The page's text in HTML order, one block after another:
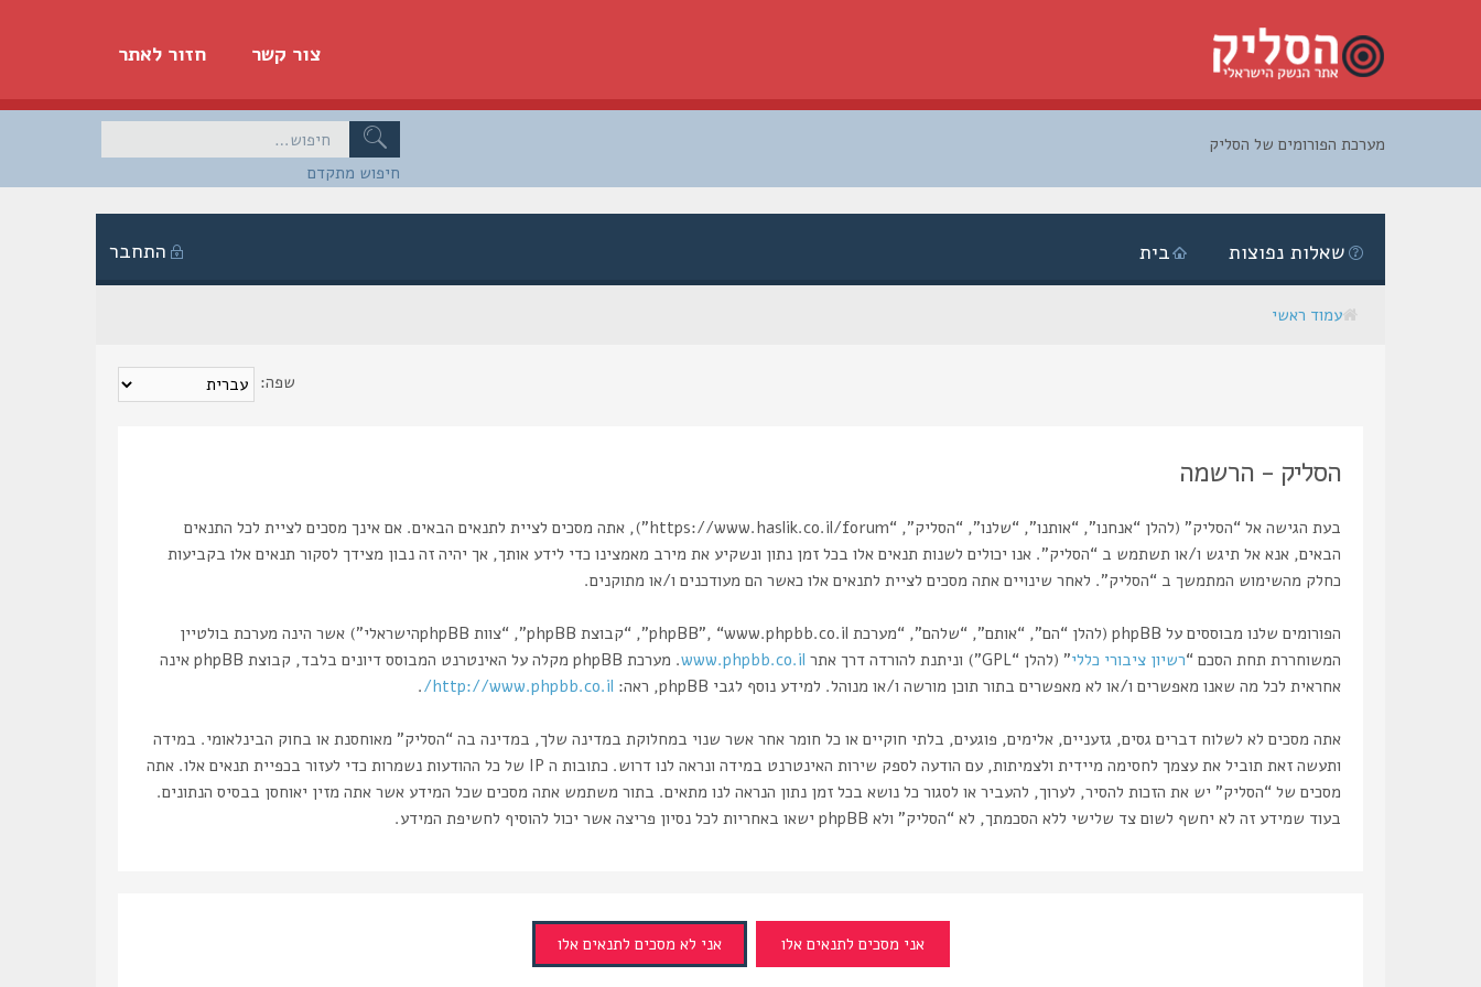
חזור לאתר צור קשר
חיפוש מתקדם
מערכת הפורומים של הסליק
התחבר בית שאלות נפוצות
עמוד ראשי
שפה:
הסליק - הרשמה
בעת הגישה אל “הסליק” (להלן “אנחנו”, “אותנו”, “שלנו”, “הסליק”, “https://www.haslik.co.il/forum”), אתה מסכים לציית לתנאים הבאים. אם אינך מסכים לציית לכל התנאים
הבאים, אנא אל תיגש ו/או תשתמש ב “הסליק”. אנו יכולים לשנות תנאים אלו בכל זמן נתון ונשקיע את מירב מאמצינו כדי לידע אותך, אך יהיה זה נבון מצידך לסקור תנאים אלו בקביעות
כחלק מהשימוש המתמשך ב “הסליק”. לאחר שינויים אתה מסכים לציית לתנאים אלו כאשר הם מעודכנים ו/או מתוקנים.
הפורומים שלנו מבוססים על phpBB (להלן “הם”, “אותם”, “שלהם”, “מערכת phpBB”, “www.phpbb.co.il”, “קבוצת phpBB”, “צוות phpBBהישראלי”) אשר הינה מערכת בולטיין
המשוחררת תחת הסכם “רשיון ציבורי כללי” (להלן “GPL”) וניתנת להורדה דרך אתר www.phpbb.co.il
. מערכת phpBB מקלה על האינטרנט המבוסס דיונים בלבד, קבוצת phpBB אינה
אחראית לכל מה שאנו מאפשרים ו/או לא מאפשרים בתור תוכן מורשה ו/או מנוהל. למידע נוסף לגבי phpBB, ראה:
http://www.phpbb.co.il/
.
אתה מסכים לא לשלוח דברים גסים, גזעניים, אלימים, פוגעים, בלתי חוקיים או כל חומר אחר אשר שנוי במחלוקת במדינה שלך, במדינה בה “הסליק” מאוחסנת או בחוק הבינלאומי. במידה
ותעשה זאת תוביל את עצמך לחסימה מיידית ולצמיתות, עם הודעה לספק שירות האינטרנט במידה ונראה לנו דרוש. כתובות ה IP של כל ההודעות נשמרות כדי לעזור בכפיית תנאים אלו. אתה
מסכים של “הסליק” יש את הזכות להסיר, לערוך, להעביר או לסגור כל נושא בכל זמן נתון הנראה לנו מתאים. בתור משתמש אתה מסכים שכל המידע אשר אתה מזין יאוחסן בבסיס הנתונים.
בעוד שמידע זה לא יחשף לשום צד שלישי ללא הסכמתך, לא “הסליק” ולא phpBB ישאו באחריות לכל נסיון פריצה אשר יכול להוסיף לחשיפת המידע.